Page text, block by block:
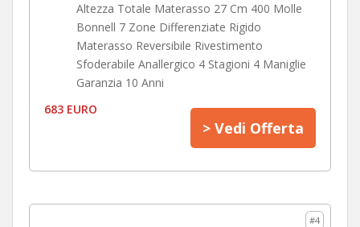
Altezza Totale Materasso 27 Cm 400 Molle
Bonnell 7 Zone Differenziate Rigido
Materasso Reversibile Rivestimento
Sfoderabile Anallergico 4 Stagioni 4 Maniglie
Garanzia 10 Anni
683 EURO
> Vedi Offerta
#4